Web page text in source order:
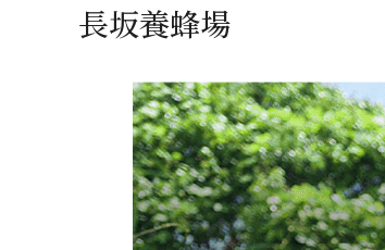
くだもの
洋菓子
お酒
鍋
趣味・雑貨
キッチン用品
家電
健康/美容
長坂養蜂場